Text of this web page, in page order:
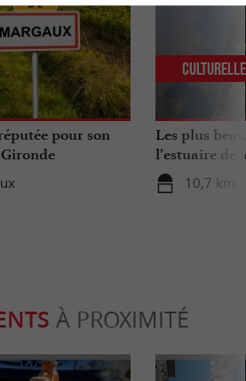
pour son
Les plus
l’estuaire de
10,7 km
Culturelle
À PROXIMITÉ